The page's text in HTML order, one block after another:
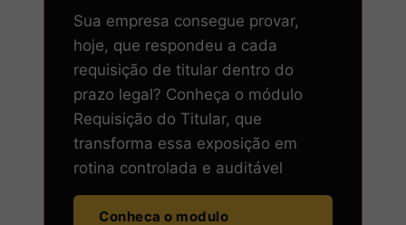
Sua empresa consegue provar,
hoje, que respondeu a cada
requisição de titular dentro do
prazo legal? Conheça o módulo
Requisição do Titular, que
transforma essa exposição em
rotina controlada e auditável
Conheca o modulo